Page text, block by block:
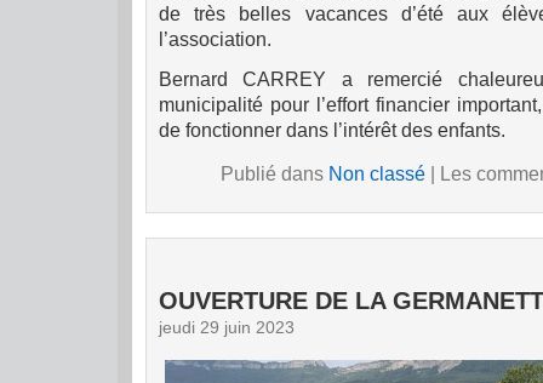
de très belles vacances d’été aux
l’association.
Bernard CARREY a remercié
municipalité pour l’effort financier
de fonctionner dans l’intérêt des enfants.
Publié dans Non classé| Les
OUVERTURE DE LA
jeudi 29 juin 2023